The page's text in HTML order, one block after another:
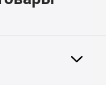
ферм,
40x20,
из двойной дуги-